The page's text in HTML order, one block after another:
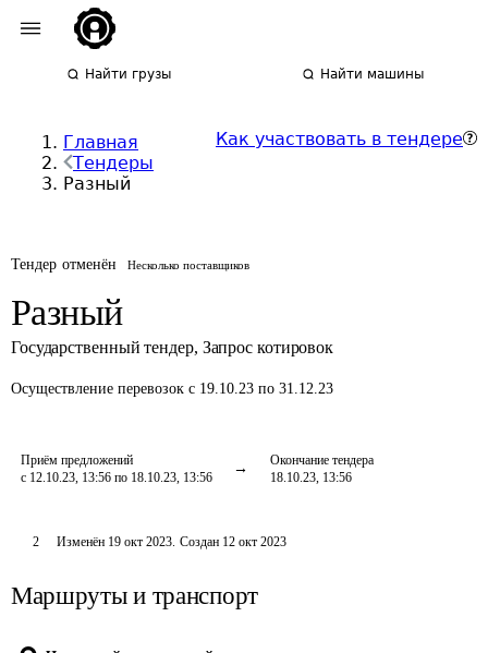
Найти грузы Найти машины
Главная
Тендеры
Разный
Как участвовать в тендере
Тендер отменён Несколько поставщиков
Разный
Государственный тендер, Запрос котировок
Осуществление перевозок с 19.10.23 по 31.12.23
Приём предложений
с 12.10.23, 13:56 по 18.10.23, 13:56
Окончание тендера
18.10.23, 13:56
2 Изменён 19 окт 2023. Создан 12 окт 2023
Маршруты и транспорт